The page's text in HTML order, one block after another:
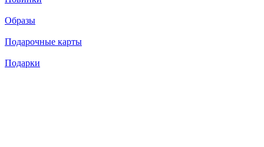
Образы
Подарочные карты
Подарки